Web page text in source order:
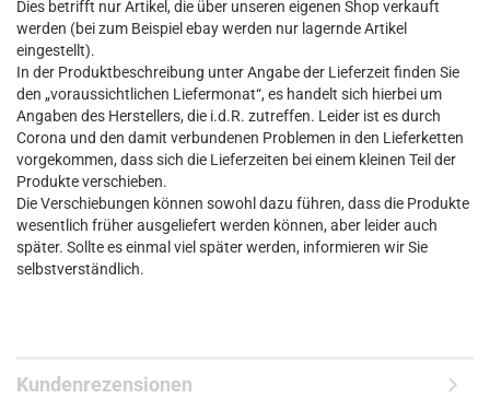
Dies betrifft nur Artikel, die über unseren eigenen Shop verkauft
werden (bei zum Beispiel ebay werden nur lagernde Artikel
eingestellt).
In der Produktbeschreibung unter Angabe der Lieferzeit finden Sie
den „voraussichtlichen Liefermonat“, es handelt sich hierbei um
Angaben des Herstellers, die i.d.R. zutreffen. Leider ist es durch
Corona und den damit verbundenen Problemen in den Lieferketten
vorgekommen, dass sich die Lieferzeiten bei einem kleinen Teil der
Produkte verschieben.
Die Verschiebungen können sowohl dazu führen, dass die Produkte
wesentlich früher ausgeliefert werden können, aber leider auch
später. Sollte es einmal viel später werden, informieren wir Sie
selbstverständlich.
Kundenrezensionen